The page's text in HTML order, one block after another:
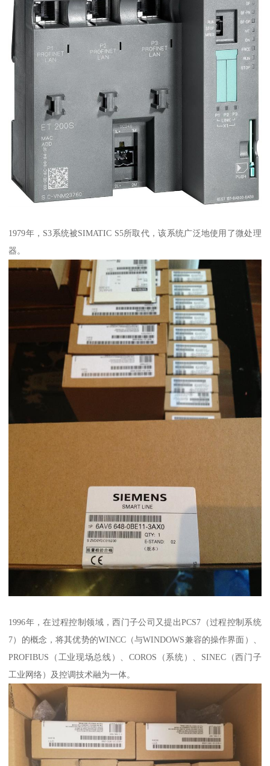
1979年，S3系统被SIMATIC S5所取代，该系统广泛地使用了微处理
器。
1996年，在过程控制领域，西门子公司又提出PCS7（过程控制系统
7）的概念，将其优势的WINCC（与WINDOWS兼容的操作界面）、
PROFIBUS（工业现场总线）、COROS（系统）、SINEC（西门子
工业网络）及控调技术融为一体。